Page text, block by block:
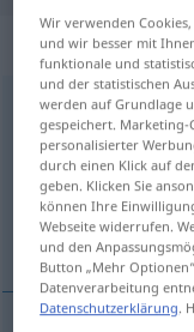
Übersicht aller
(Für mehr Details die
nucený výkon,
Wir verwenden
und wir besser mit
funktionale und
und der statistischen
werden auf Grundlage
gespeichert. Marketing-
personalisierter
durch einen Klick auf
geben. Klicken Sie
können Ihre
Webseite widerrufen.
und den
Button „Mehr
Datenverarbeitung
Datenschutzerklärung.